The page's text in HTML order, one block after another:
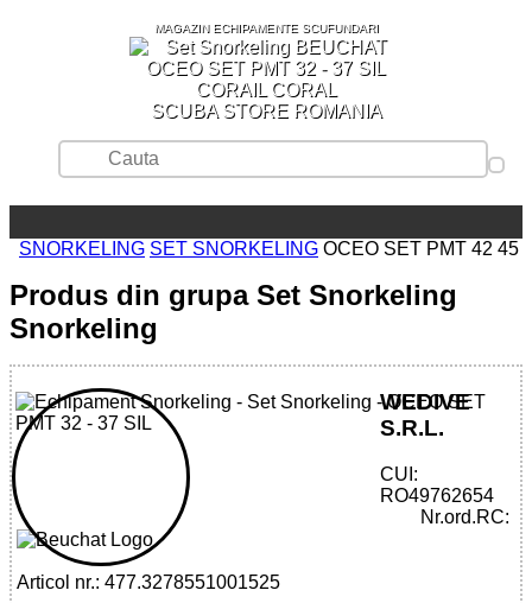
MAGAZIN ECHIPAMENTE SCUFUNDARI
SCUBA STORE ROMANIA
SNORKELING SET SNORKELING OCEO SET PMT 42 45
Produs din grupa Set Snorkeling
Snorkeling
32785510015 - OCEO SET FMS
Articol nr.: 477.3278551001525
WEDIVE
S.R.L.
CUI:
RO49762654
Nr.ord.RC: